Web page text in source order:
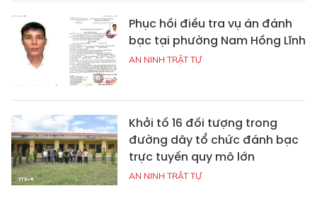
Phục hồi điều tra vụ án đánh
bạc tại phường Nam Hồng Lĩnh
AN NINH TRẬT TỰ
Khởi tố 16 đối tượng trong
đường dây tổ chức đánh bạc
trực tuyến quy mô lớn
AN NINH TRẬT TỰ